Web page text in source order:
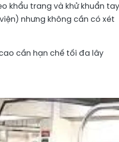
khẩu trang và khử khuẩn tay
nhưng không cần có xét
cần hạn chế tối đa lây